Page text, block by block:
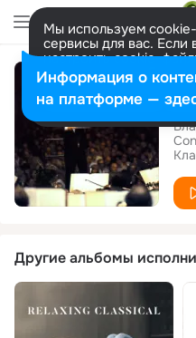
Мы используем
сервисы для вас. Если
настроить cookie-
представитель.
Разрешить все
Другие альбомы
Информация о
на платформе —